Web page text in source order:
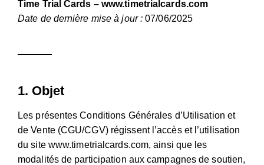
Time Trial Cards – www.timetrialcards.com
Date de dernière mise à jour :07/06/2025
1. Objet
Les présentes Conditions Générales d’Utilisation et
de Vente (CGU/CGV) régissent l’accès et l’utilisation
du site www.timetrialcards.com, ainsi que les
modalités de participation aux campagnes de soutien,